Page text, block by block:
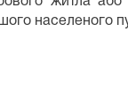
населеного